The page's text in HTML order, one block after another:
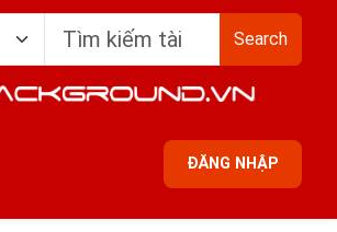
Search
ĐĂNG NHẬP